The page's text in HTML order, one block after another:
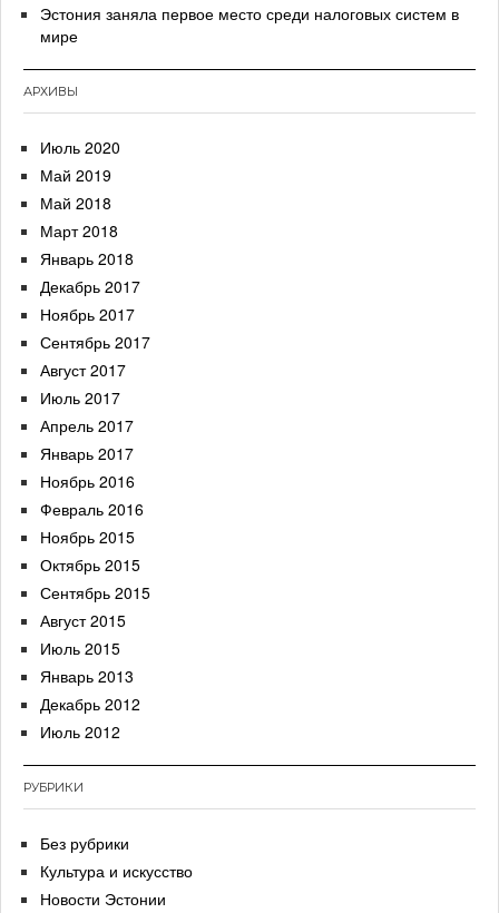
Эстония заняла первое место среди налоговых систем в
мире
АРХИВЫ
Июль 2020
Май 2019
Май 2018
Март 2018
Январь 2018
Декабрь 2017
Ноябрь 2017
Сентябрь 2017
Август 2017
Июль 2017
Апрель 2017
Январь 2017
Ноябрь 2016
Февраль 2016
Ноябрь 2015
Октябрь 2015
Сентябрь 2015
Август 2015
Июль 2015
Январь 2013
Декабрь 2012
Июль 2012
РУБРИКИ
Без рубрики
Культура и искусство
Новости Эстонии